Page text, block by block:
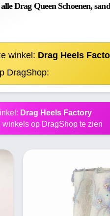
Drag Queen Schoenen,
winkel: Drag Heels
DragShop:
Drag Heels Factory
op DragShop te zien